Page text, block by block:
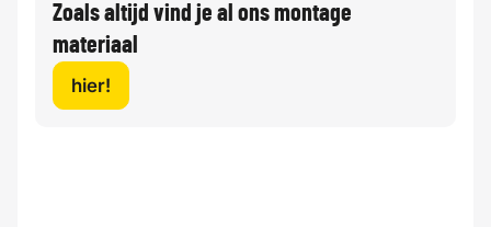
Zoals altijd vind je al ons montage
materiaal
hier!